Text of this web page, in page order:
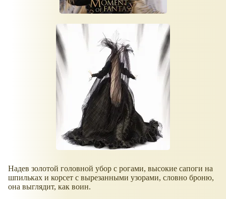
Надев золотой головной убор с рогами, высокие сапоги на
шпильках и корсет с вырезанными узорами, словно броню,
она выглядит, как воин.